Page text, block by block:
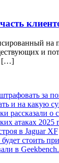
на
и
[…]
за
и на какую
рассказали о
атаках 2025
в Jaguar XF
стоить
в